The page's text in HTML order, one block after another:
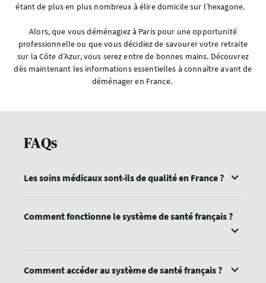
étant de plus en plus nombreux à élire domicile sur l’hexagone.
Alors, que vous déménagiez à Paris pour une opportunité
professionnelle ou que vous décidiez de savourer votre retraite
sur la Côte d’Azur, vous serez entre de bonnes mains. Découvrez
dès maintenant les informations essentielles à connaître avant de
déménager en France.
FAQs
Les soins médicaux sont-ils de qualité en France ?
Comment fonctionne le système de santé français ?
Comment accéder au système de santé français ?